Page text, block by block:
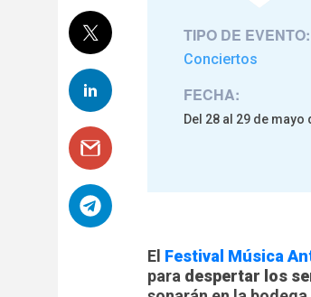
TIPO DE EVENTO:
Conciertos
FECHA:
Del 28 al 29 de mayo
El Festival Música
para despertar los